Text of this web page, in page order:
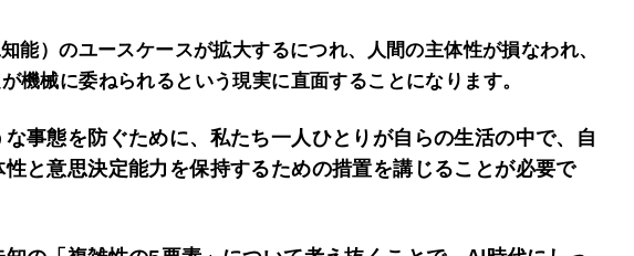
知能）のユースケースが拡大するにつれ、人間の主体性が損なわれ、
機械に委ねられるという現実に直面することになります。
な事態を防ぐために、私たち一人ひとりが自らの生活の中で、自
性と意思決定能力を保持するための措置を講じることが必要で